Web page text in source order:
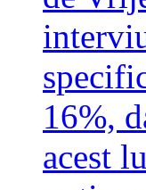
16%,
acest